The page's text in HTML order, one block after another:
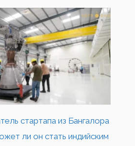
стартапа из Бангалора
ли он стать индийским